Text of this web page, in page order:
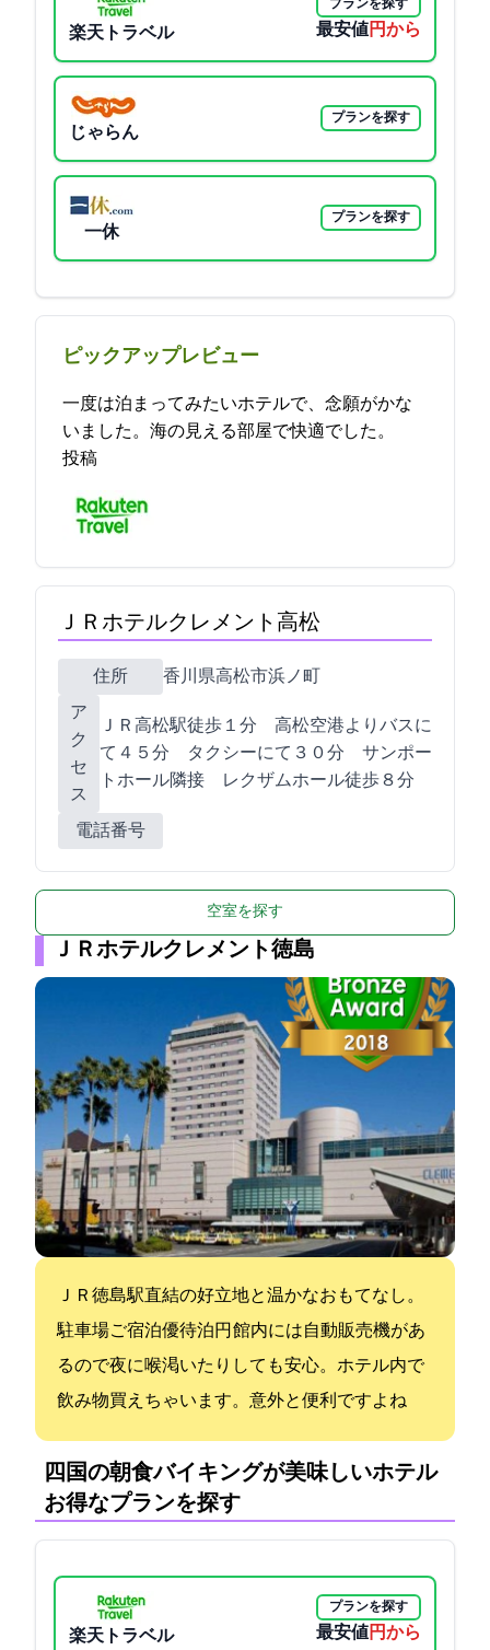
楽天トラベル
プランを探す
最安値4085円から
じゃらん
プランを探す
一休
プランを探す
ピックアップレビュー
一度は泊まってみたいホテルで、念願がかな
いました。海の見える部屋で快適でした。 2021-11-13 18:05:51
投稿
ＪＲホテルクレメント高松
住所
香川県高松市浜ノ町1-1
ア
ク
セ
ス
ＪＲ高松駅徒歩１分 高松空港よりバスに
て４５分 タクシーにて３０分 サンポー
トホール隣接 レクザムホール徒歩８分
電話番号
空室を探す
ＪＲホテルクレメント徳島
ＪＲ徳島駅直結の好立地と温かなおもてなし。
駐車場ご宿泊優待1泊1,000円 館内には自動販売機があ
るので夜に喉渇いたりしても安心。ホテル内で
飲み物買えちゃいます。意外と便利ですよね
四国の朝食バイキングが美味しいホテル:
お得なプランを探す
楽天トラベル
プランを探す
最安値3300円から